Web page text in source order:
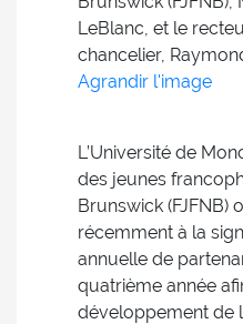
LeBlanc, et le
chancelier,
Agrandir l'image
L’Université de
des jeunes
Brunswick (FJFNB)
récemment à la
annuelle de
quatrième année
développement de